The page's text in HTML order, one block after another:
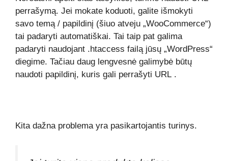
perrašymą. Jei mokate koduoti, galite išmokyti
savo temą / papildinį (šiuo atveju „WooCommerce“)
tai padaryti automatiškai. Tai taip pat galima
padaryti naudojant .htaccess failą jūsų „WordPress“
diegime. Tačiau daug lengvesnė galimybė būtų
naudoti papildinį, kuris gali perrašyti URL .
Kita dažna problema yra pasikartojantis turinys.